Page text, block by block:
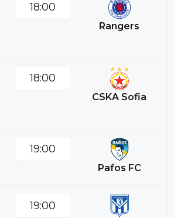
18:00
Rangers
18:00
CSKA Sofia
19:00
Pafos FC
19:00